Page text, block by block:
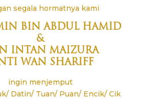
segala hormatnya kami
BIN ABDUL HAMID
&
INTAN MAIZURA
WAN SHARIFF
ingin menjemput
Datin/ Tuan/ Puan/ Encik/ Cik